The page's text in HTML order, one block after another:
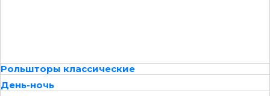
Рольшторы классические
День-ночь